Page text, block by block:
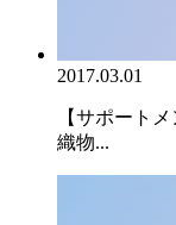
2017.03.01
【サポート
織物...